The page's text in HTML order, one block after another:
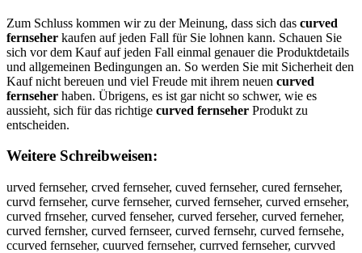
Zum Schluss kommen wir zu der Meinung, dass sich das curved
fernseher kaufen auf jeden Fall für Sie lohnen kann. Schauen Sie
sich vor dem Kauf auf jeden Fall einmal genauer die Produktdetails
und allgemeinen Bedingungen an. So werden Sie mit Sicherheit den
Kauf nicht bereuen und viel Freude mit ihrem neuen curved
fernseher haben. Übrigens, es ist gar nicht so schwer, wie es
aussieht, sich für das richtige curved fernseher Produkt zu
entscheiden.
Weitere Schreibweisen:
urved fernseher, crved fernseher, cuved fernseher, cured fernseher,
curvd fernseher, curve fernseher, curved fernseher, curved ernseher,
curved frnseher, curved fenseher, curved ferseher, curved ferneher,
curved fernsher, curved fernseer, curved fernsehr, curved fernsehe,
ccurved fernseher, cuurved fernseher, currved fernseher, curvved